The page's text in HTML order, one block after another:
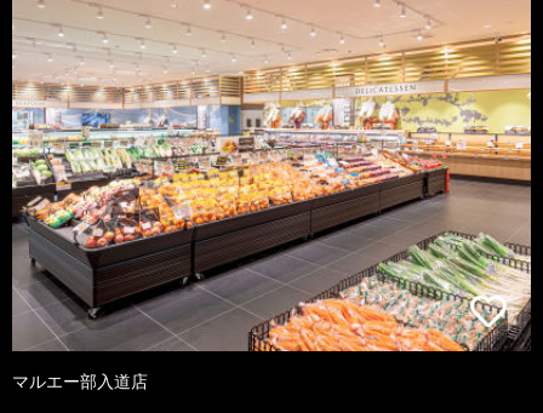
マルエー部入道店